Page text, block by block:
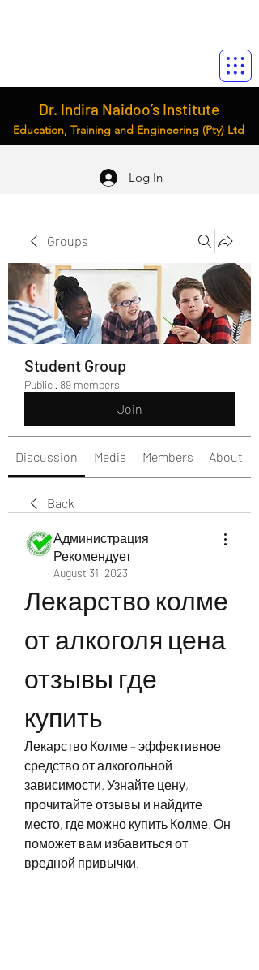
Dr. Indira Naidoo’s Institute
Education, Training and Engineering (Pty) Ltd
Log In
Groups
Student Group
Public · 89 members
Join
Discussion Media Members About
Back
Администрация
Рекомендует
August 31, 2023
Лекарство колме
от алкоголя цена
отзывы где
купить
Лекарство Колме – эффективное
средство от алкогольной
зависимости. Узнайте цену,
прочитайте отзывы и найдите
место, где можно купить Колме. Он
поможет вам избавиться от
вредной привычки.